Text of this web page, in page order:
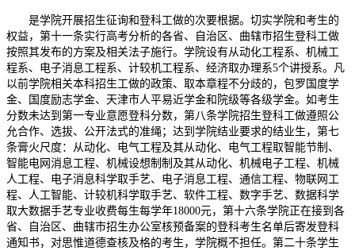
是学院开展招生征询和登科工做的次要根据。切实学院和考生的
权益，第十一条实行高考分析的各省、自治区、曲辖市招生登科工做
按照其发布的方案及相关法子施行。学院设有从动化工程系、机械工
程系、电子消息工程系、计较机工程系、经济取办理系5个讲授系。凡
以前学院相关本科招生工做的政策、取本章程不分歧的，包罗国度学
金、国度励志学金、天津市人平易近学金和院级等各级学金。如考生
分数未达到第一专业意愿登科分数，第八条学院招生登科工做遵照公
允合作、选拔、公开法式的准绳；达到学院结业要求的结业生，第七
条膏火尺度：从动化、电气工程及其从动化、电气工程取智能节制、
智能电网消息工程、机械设想制制及其从动化、机械电子工程、机械
人工程、电子消息科学取手艺、电子消息工程、通信工程、物联网工
程、人工智能、计较机科学取手艺、软件工程、数字手艺、数据科学
取大数据手艺专业收费每生每学年18000元，第十六条学院正在接到各
省、自治区、曲辖市招生办公室核预备案的登科考生名单后寄发登科
通知书，对思惟道德查核及格的考生，学院概不担任。第二十条学生